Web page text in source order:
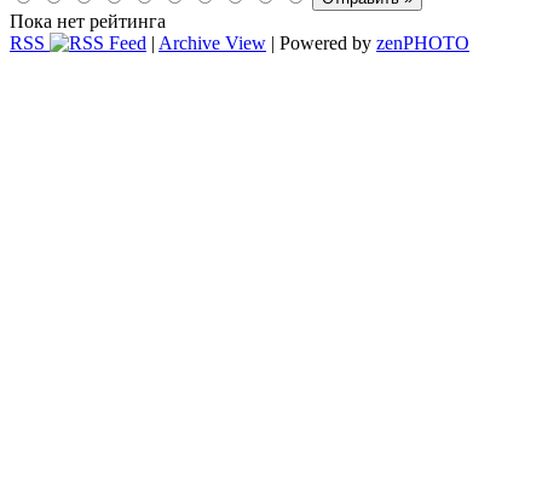
Пока нет рейтинга
RSS
| Archive View | Powered by zenPHOTO